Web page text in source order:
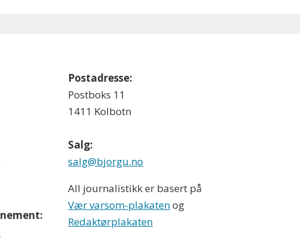
Postadresse:
Postboks 11
1411 Kolbotn
Salg:
salg@bjorgu.no
All journalistikk er basert på
Vær varsom-plakatenog
Redaktørplakaten